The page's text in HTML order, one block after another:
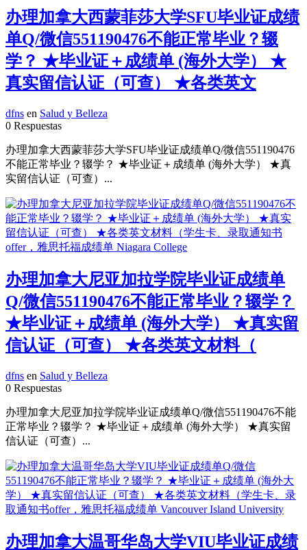
办理加拿大西蒙菲莎大学SFU毕业证成绩
单Q/微信551190476不能正常毕业？辍
学？ ★毕业证＋成绩单 (海外大学） ★
真实留信认证（可查） ★各类英文
dfns en Salud y Belleza
0 Respuestas
办理加拿大西蒙菲莎大学SFU毕业证成绩单Q/微信551190476
不能正常毕业？辍学？ ★毕业证＋成绩单 (海外大学） ★真
实留信认证（可查）...
办理加拿大尼亚加拉学院毕业证成绩单
Q/微信551190476不能正常毕业？辍学？
★毕业证＋成绩单 (海外大学） ★真实留
信认证（可查） ★各类英文材料（
dfns en Salud y Belleza
0 Respuestas
办理加拿大尼亚加拉学院毕业证成绩单Q/微信551190476不能
正常毕业？辍学？ ★毕业证＋成绩单 (海外大学） ★真实留
信认证（可查）...
办理加拿大温哥华岛大学VIU毕业证成绩